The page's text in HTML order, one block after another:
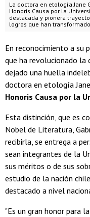
La doctora en etología
Honoris Causa por la
destacada y pionera
logros que han
En reconocimiento a su
que ha revolucionado la
dejado una huella
doctora en etología
Honoris Causa por la
Esta distinción, que es
Nobel de Literatura,
recibirla, se entrega a
sean integrantes de la
sus méritos o de sus
estudio de la nación
destacado a nivel
"Es un gran honor para